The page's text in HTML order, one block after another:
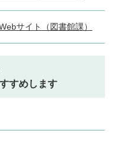
サイト（図書館課）
すめします